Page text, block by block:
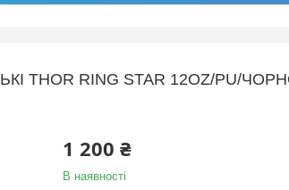
THOR RING STAR 12OZ/PU/
1 200 ₴
В наявності